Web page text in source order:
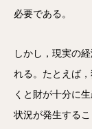
必要である。
しかし，現実の経
れる。たとえば
くと財が十分に
状況が発生する